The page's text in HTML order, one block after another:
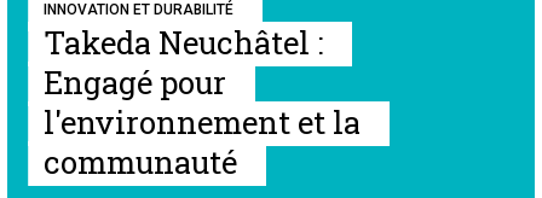
INNOVATION ET DURABILITÉ
Takeda Neuchâtel :
Engagé pour
l'environnement et la
communauté